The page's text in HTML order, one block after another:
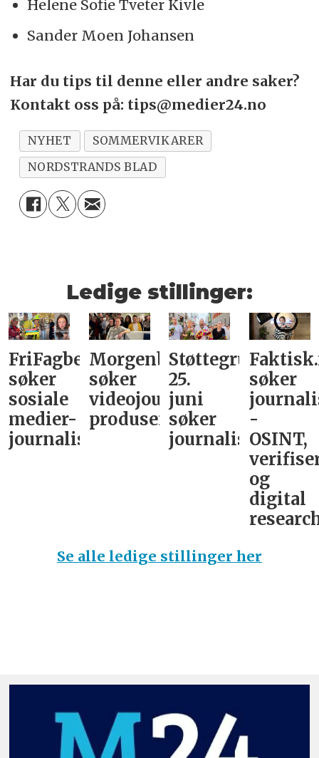
Helene Sofie Tveter Kivle
Sander Moen Johansen
Har du tips til denne eller andre saker?
Kontakt oss på: tips@medier24.no
NYHET
SOMMERVIKARER
NORDSTRANDS BLAD
Ledige stillinger:
FriFagbevegelse
søker
sosiale
medier-
journalist
Morgenbladet
søker
videojournalist/podkast-
produsent
Støttegruppa
25.
juni
søker
journalist
søker
-
OSINT,
og
digital
Se alle ledige stillinger her